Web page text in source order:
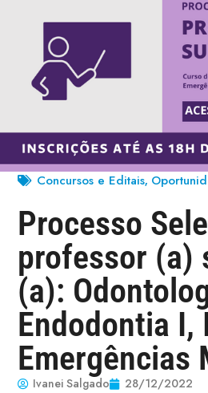
Concursos e Editais,
Processo
professor (a)
(a):
Endodontia I,
Emergências
Ivanei Salgado 28/12/2022